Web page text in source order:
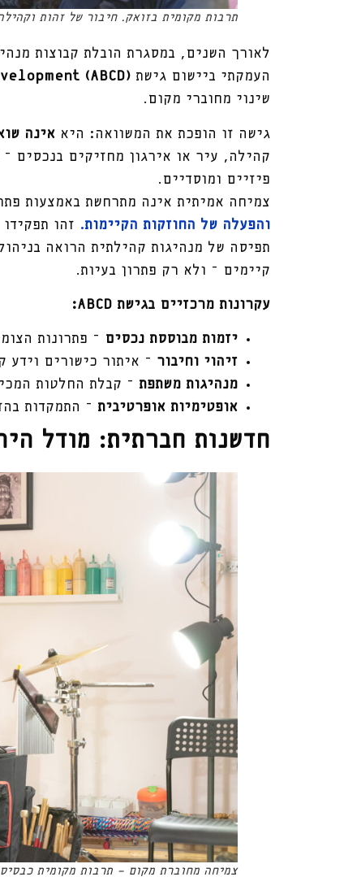
תרבות מקומית בזואק. חיבור של זהות
לאורך השנים, במסגרת הובלת קבוצות
העמקתי ביישום גישת (ABCD)
שינוי מחוברי מקום.
גישה זו הופכת את המשוואה: היא אינה
קהילה, עיר או אירגון מחזיקים בנכסים
פיזיים ומוסדיים.
צמיחה אמיתית אינה מתרחשת באמצעות
והפעלה של החוזקות הקיימות. זהו
תפיסה של מנהיגות קהילתית הרואה
קיימים – ולא רק פתרון בעיות.
עקרונות מרכזיים בגישת ABCD :
יזמות מבוססת נכסים – פתרונות
זיהוי וחיבור – איתור כישורים וידע
מנהיגות משתפת – קבלת החלטות
אופטימיות אופרטיבית – התמקדות
חדשנות חברתית: מודל
צמיחה מחוברת מקום - תרבות מקומית